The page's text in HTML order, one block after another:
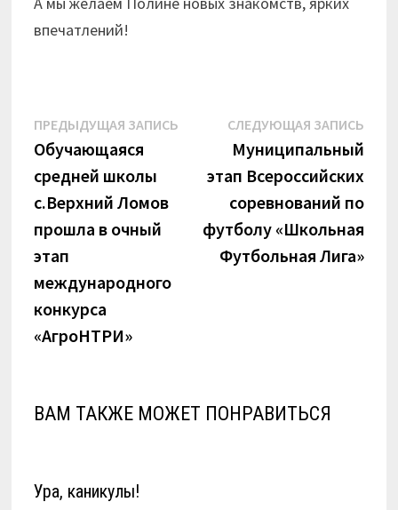
впечатлений!
Навигация
по
записям
ПРЕДЫДУЩАЯ ЗАПИСЬ Предыдущая
Обучающаяся
средней школы
с.Верхний Ломов
прошла в очный
этап
международного
конкурса
«АгроНТРИ»
СЛЕДУЮЩАЯ ЗАПИСЬ
Муниципальный
этап Всероссийских
соревнований по
футболу «Школьная
Футбольная Лига»
ВАМ ТАКЖЕ МОЖЕТ ПОНРАВИТЬСЯ
Ура, каникулы!